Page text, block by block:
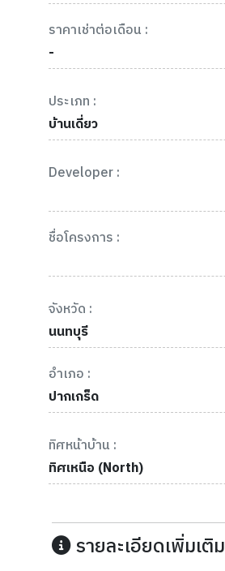
ราคาเช่าต่อเดือน :
-
ประเภท :
บ้านเดี่ยว
Developer :
ชื่อโครงการ :
จังหวัด :
นนทบุรี
อำเภอ :
ปากเกร็ด
ทิศหน้าบ้าน :
ทิศเหนือ (North)
รายละเอียดเพิ่มเติม